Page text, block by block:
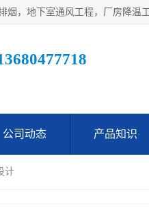
公司动态 产品知识
计